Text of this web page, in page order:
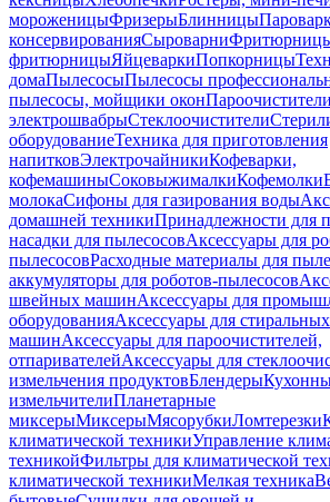
мороженицыФризерыБлинницы
консервированияСыроварни
фритюрницыЯйцеваркиПопкорницы
домаПылесосыПылесосы
пылесосы, мойщики оконПароочистители
электрошвабрыСтеклоочистители
оборудованиеТехника для приготовления
напитковЭлектрочайникиКофеварки,
кофемашиныСоковыжималкиКофемолки
молокаСифоны для газирования воды
домашней техникиПринадлежности для
насадки для пылесосовАксессуары для
пылесосовРасходные материалы для
аккумуляторы для роботов-пылесосов
швейных машинАксессуары для
оборудованияАксессуары для
машинАксессуары для пароочистителей,
отпаривателейАксессуары для
измельчения продуктовБлендеры
измельчителиПланетарные
миксерыМиксерыМясорубкиЛомтерезки
климатической техникиУправление
техникойФильтры для климатической
климатической техникиМелкая техника